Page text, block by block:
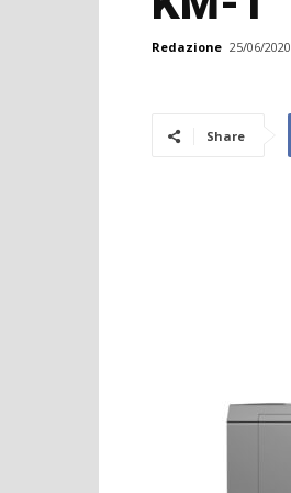
Redazione 25/06/2020
Share